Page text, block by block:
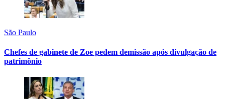
São Paulo
Chefes de gabinete de Zoe pedem demissão após divulgação de
patrimônio